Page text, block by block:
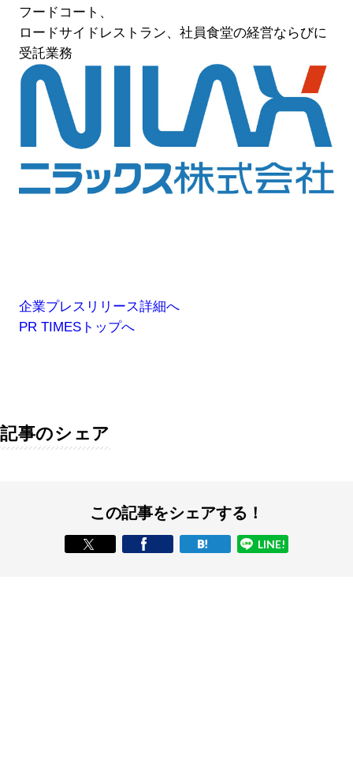
フードコート、
ロードサイドレストラン、社員食堂の経営ならびに
受託業務
企業プレスリリース詳細へ
PR TIMESトップへ
記事のシェア
この記事をシェアする！
LINE!